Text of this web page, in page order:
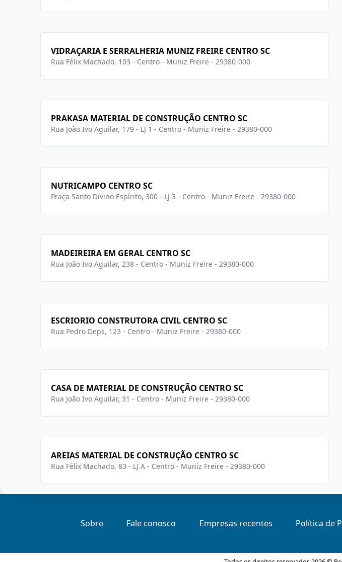
VIDRAÇARIA E SERRALHERIA MUNIZ FREIRE CENTRO SC
Rua Félix Machado, 103 - Centro - Muniz Freire - 29380-000
PRAKASA MATERIAL DE CONSTRUÇÃO CENTRO SC
Rua João Ivo Aguilar, 179 - LJ 1 - Centro - Muniz Freire - 29380-000
NUTRICAMPO CENTRO SC
Praça Santo Divino Espírito, 300 - LJ 3 - Centro - Muniz Freire - 29380-000
MADEIREIRA EM GERAL CENTRO SC
Rua João Ivo Aguilar, 238 - Centro - Muniz Freire - 29380-000
ESCRIORIO CONSTRUTORA CIVIL CENTRO SC
Rua Pedro Deps, 123 - Centro - Muniz Freire - 29380-000
CASA DE MATERIAL DE CONSTRUÇÃO CENTRO SC
Rua João Ivo Aguilar, 31 - Centro - Muniz Freire - 29380-000
AREIAS MATERIAL DE CONSTRUÇÃO CENTRO SC
Rua Félix Machado, 83 - LJ A - Centro - Muniz Freire - 29380-000
Sobre Fale conosco Empresas recentes Política de